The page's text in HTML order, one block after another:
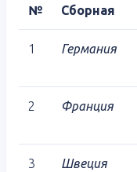
№ Сборная
1 Германия
2 Франция
3 Швеция